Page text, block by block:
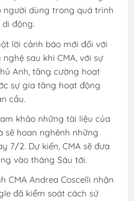
người dùng trong quá trình
động.
lời cảnh báo mới đối với
sau khi CMA, với sự
Anh, tăng cường hoạt
sự gia tăng hoạt động
cầu.
khảo những tài liệu của
sẽ hoan nghênh những
7/2. Dự kiến, CMA sẽ đưa
vào tháng Sáu tới.
CMA Andrea Coscelli nhận
đã kiểm soát cách sử